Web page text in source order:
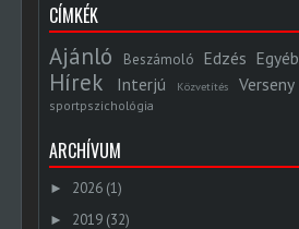
CÍMKÉK
Ajánló Beszámoló Edzés Egyéb
Hírek Interjú Közvetítés Verseny
sportpszichológia
ARCHÍVUM
► 2026 (1)
► 2019 (32)